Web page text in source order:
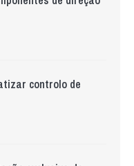
controlo de